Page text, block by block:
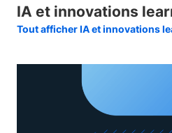
IA et innovations
Tout afficher IA et innovations